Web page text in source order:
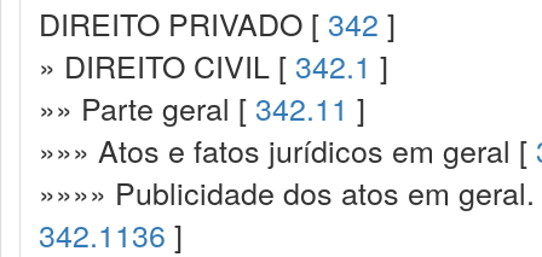
DIREITO PRIVADO [ 342 ]
» DIREITO CIVIL [ 342.1 ]
»» Parte geral [ 342.11 ]
»»» Atos e fatos jurídicos em geral [
»»»» Publicidade dos atos em
342.1136 ]